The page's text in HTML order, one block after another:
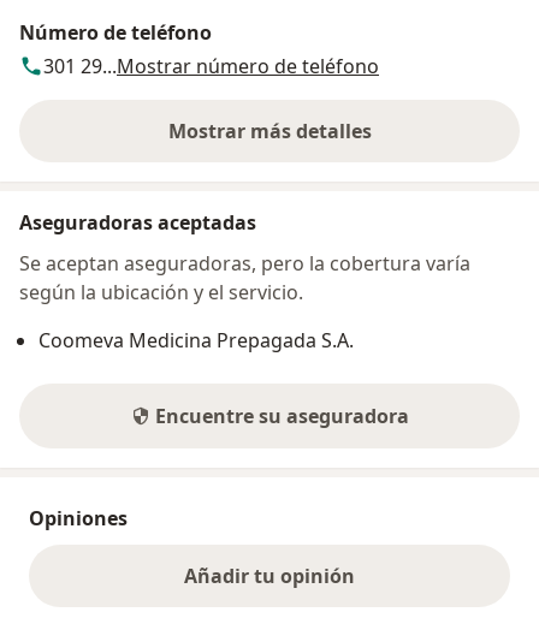
Número de teléfono
301 29...Mostrar número de teléfono
Mostrar más detalles
sobre la dirección
Aseguradoras aceptadas
Se aceptan aseguradoras, pero la cobertura varía
según la ubicación y el servicio.
Coomeva Medicina Prepagada S.A.
Encuentre su aseguradora
Opiniones
Añadir tu opinión